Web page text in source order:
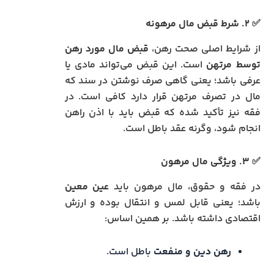
✅ ۲. شرط قبض مال مرهونه
از شرایط اصلی صحت رهن، قبض مال مورد رهن
توسط مرتهن است. این قبض می‌تواند مادی یا
عرفی باشد؛ یعنی گاهی صرف نوشتن در سند که
مال در تصرف مرتهن قرار دارد کافی است. در
فقه نیز تأکید شده که قبض باید با اذن راهن
انجام شود، وگرنه عقد باطل است.
✅ ۳. ویژگی مال مرهون
در فقه و حقوق، مال مرهون باید عین معین
باشد؛ یعنی قابل لمس و انتقال بوده و ارزش
اقتصادی داشته باشد. بر همین اساس:
رهن دین و منفعت باطل است.